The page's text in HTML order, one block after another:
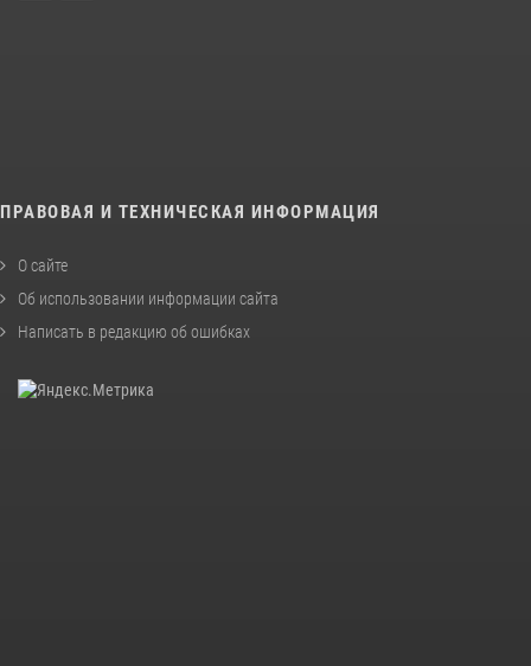
ПРАВОВАЯ И ТЕХНИЧЕСКАЯ ИНФОРМАЦИЯ
О сайте
Об использовании информации сайта
Написать в редакцию об ошибках